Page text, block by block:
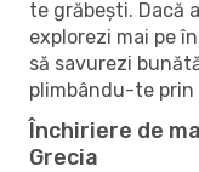
te grăbești. Dacă
explorezi mai pe
să savurezi
plimbându-te prin
Închiriere de
Grecia